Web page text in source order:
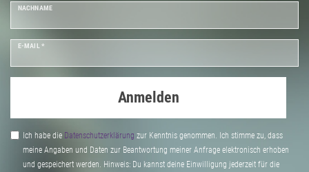
NACHNAME
E-MAIL *
Anmelden
Ich habe die Daten­schutz­erklärung zur Kenntnis genommen. Ich stimme zu, dass
meine Angaben und Daten zur Beantwortung meiner Anfrage elektronisch erhoben
und gespeichert werden. Hinweis: Du kannst deine Einwilligung jederzeit für die